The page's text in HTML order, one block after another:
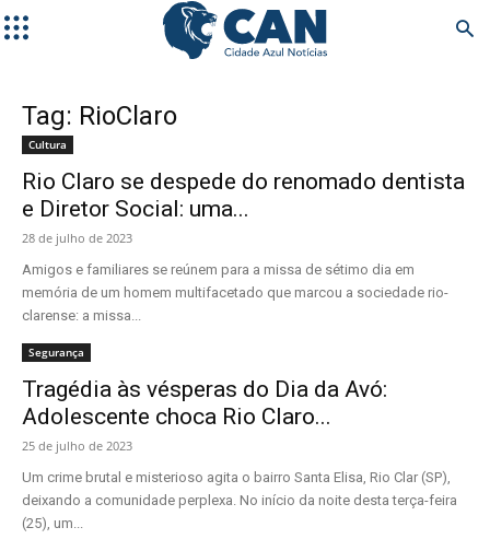
Tag: RioClaro
Cultura
Rio Claro se despede do renomado dentista
e Diretor Social: uma...
28 de julho de 2023
Amigos e familiares se reúnem para a missa de sétimo dia em
memória de um homem multifacetado que marcou a sociedade rio-
clarense: a missa...
Segurança
Tragédia às vésperas do Dia da Avó:
Adolescente choca Rio Claro...
25 de julho de 2023
Um crime brutal e misterioso agita o bairro Santa Elisa, Rio Clar (SP),
deixando a comunidade perplexa. No início da noite desta terça-feira
(25), um...